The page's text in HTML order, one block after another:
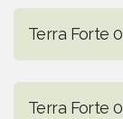
Terra Forte
Terra Forte